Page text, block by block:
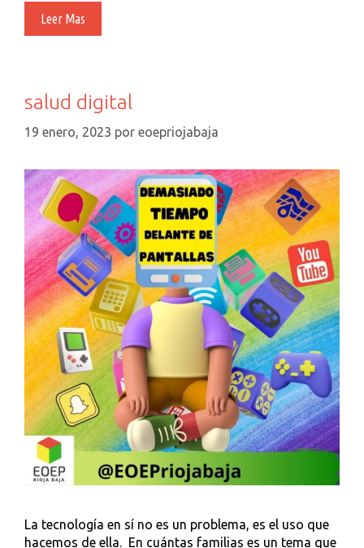
Leer Mas
DIVERSIFICADAS
PROPUESTAS
INCLUSIVAS.
Dar
Respuesta
Aprendizaje
En
El
Aula.
Alumnado
Con
Desconocimiento
De
La
Lengua
De
Aprendizaje.
salud digital
19 enero, 2023 por eoepriojabaja
La tecnología en sí no es un problema, es el uso que
hacemos de ella. En cuántas familias es un tema que